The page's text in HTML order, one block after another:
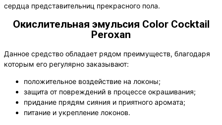
сердца представительниц прекрасного пола.
Окислительная эмульсия Color Cocktail
Peroxan
Данное средство обладает рядом преимуществ, благодаря
которым его регулярно заказывают:
положительное воздействие на локоны;
защита от повреждений в процессе окрашивания;
придание прядям сияния и приятного аромата;
питание и укрепление локонов.